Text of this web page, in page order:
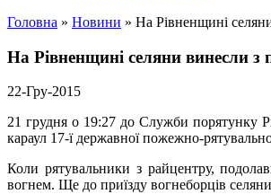
Головна » Новини » На Рівненщині
На Рівненщині селяни винесли з
22-Гру-2015
21 грудня о 19:27 до Служби порятунку
караул 17-ї державної пожежно-
Коли рятувальники з райцентру,
вогнем. Ще до приїзду вогнеборців